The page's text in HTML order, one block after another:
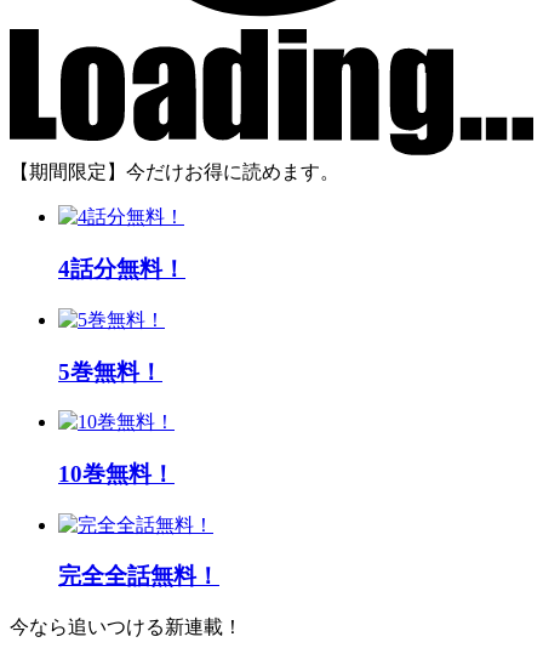
【期間限定】今だけお得に読めます。
4話分無料！
5巻無料！
10巻無料！
完全全話無料！
今なら追いつける新連載！